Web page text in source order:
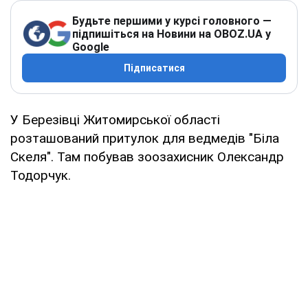
Будьте першими у курсі головного —
підпишіться на Новини на OBOZ.UA у
Google
Підписатися
У Березівці Житомирської області
розташований притулок для ведмедів "Біла
Скеля". Там побував зоозахисник Олександр
Тодорчук.